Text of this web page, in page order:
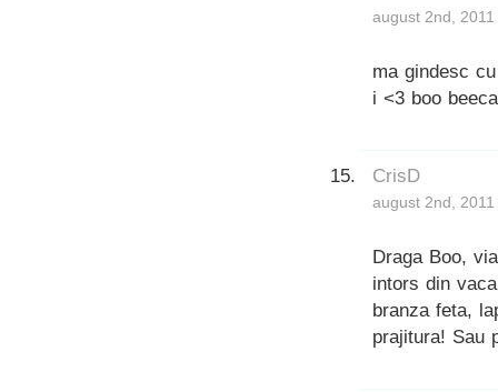
august 2nd,
ma gindesc
i <3 boo
CrisD
august 2nd,
Draga Boo,
intors din
branza feta,
prajitura! Sau